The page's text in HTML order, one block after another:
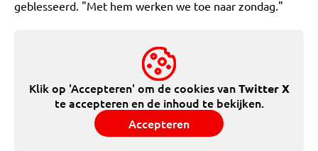
geblesseerd. "Met hem werken we toe naar zondag."
Klik op 'Accepteren' om de cookies vanTwitter X
te accepteren en de inhoud te bekijken.
Accepteren